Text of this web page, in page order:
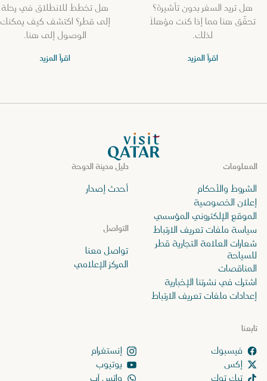
هل تريد السفر بدون تأشيرة؟
تحقّق هنا مما إذا كنت مؤهلاً
لذلك.
اقرأ المزيد
هل تخطط للانطلاق في رحلة
إلى قطر؟ اكتشف كيف يمكنك
الوصول إلى هنا.
اقرأ المزيد
الصفحة الرئيسية لموقع VisitQatar
دليل مدينة الدوحة
أحدث إصدار
تابعنا
إنستغرام
إكس
يوتيوب
تيك توك
واتس آب
التواصل
تواصل معنا
المركز الإعلامي
المعلومات
الشروط والأحكام
إعلان الخصوصية
الموقع الإلكتروني المؤسسي
سياسة ملفات تعريف الارتباط
شعارات العلامة التجارية قطر
للسياحة
المناقصات
اشترك في نشرتنا الإخبارية
إعدادات ملفات تعريف الارتباط